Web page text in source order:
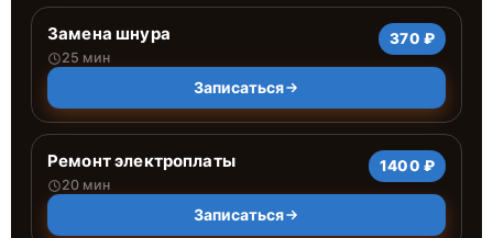
Замена шнура
25 мин
370 ₽
Записаться
Ремонт электроплаты
20 мин
1400 ₽
Записаться